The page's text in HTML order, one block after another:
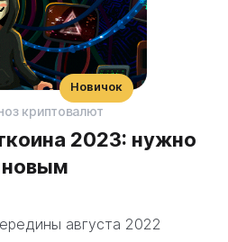
криптовалют
2023: нужно
новым
августа 2022
Новичок